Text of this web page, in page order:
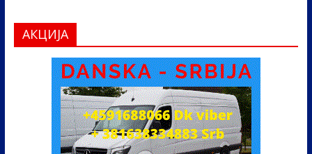
АКЦИЈА